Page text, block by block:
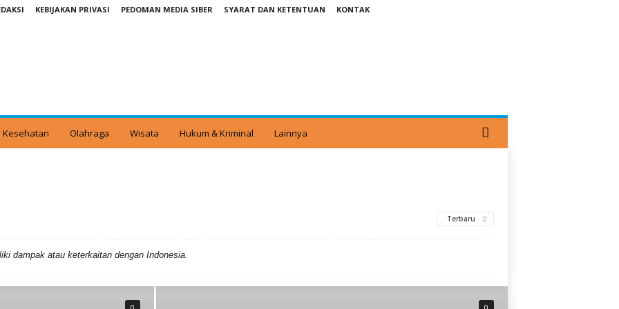
KEBIJAKAN PRIVASI PEDOMAN MEDIA SIBER SYARAT DAN KETENTUAN KONTAK
Kesehatan Olahraga Wisata Hukum & Kriminal Lainnya
Terbaru
dampak atau keterkaitan dengan Indonesia.